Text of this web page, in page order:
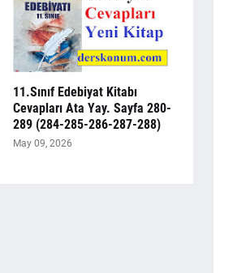
11.Sınıf Edebiyat Kitabı
Cevapları Ata Yay. Sayfa 280-
289 (284-285-286-287-288)
May 09, 2026